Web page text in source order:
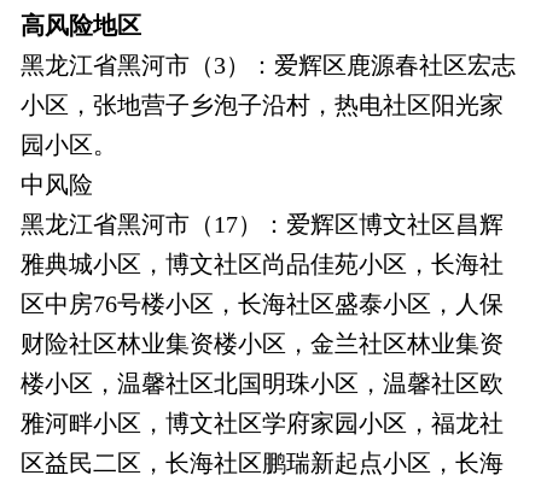
高风险地区
黑龙江省黑河市（3）：爱辉区鹿源春社区宏志
小区，张地营子乡泡子沿村，热电社区阳光家
园小区。
中风险
黑龙江省黑河市（17）：爱辉区博文社区昌辉
雅典城小区，博文社区尚品佳苑小区，长海社
区中房76号楼小区，长海社区盛泰小区，人保
财险社区林业集资楼小区，金兰社区林业集资
楼小区，温馨社区北国明珠小区，温馨社区欧
雅河畔小区，博文社区学府家园小区，福龙社
区益民二区，长海社区鹏瑞新起点小区，长海